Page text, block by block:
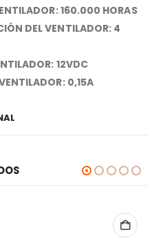
160.000 HORAS
DEL VENTILADOR: 4
12VDC
0,15A